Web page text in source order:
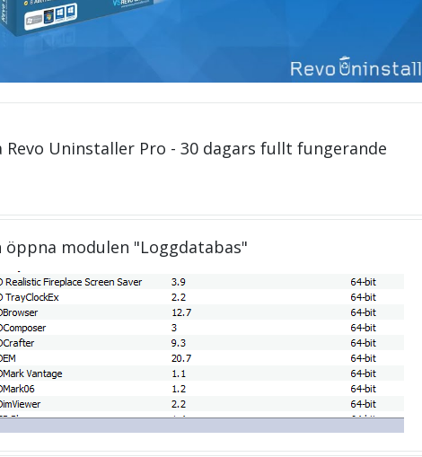
Revo Uninstaller Pro - 30 dagars fullt fungerande
modulen "Loggdatabas"